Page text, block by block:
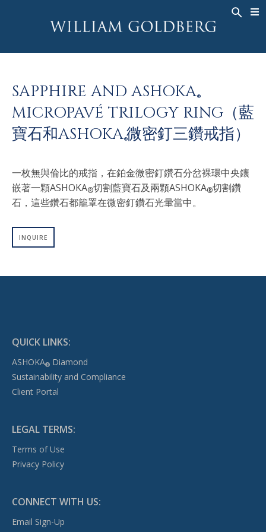
高級珠寶
男戒
項鍊
吊墜
手鐲
钟表
ASHOKA 珠宝
戒指
BANDS
MEN'S RINGS
吊墜
耳飾
TALISMAN
歷史
ASHOKA®
SAPPHIRE AND ASHOKA®
MICROPAVÉ TRILOGY RING（藍
寶石和ASHOKA®微密釘三鑽戒指）
一枚無與倫比的戒指，在鉑金微密釘鑽石分岔裸環中央鑲
嵌著一顆ASHOKA®切割藍寶石及兩顆ASHOKA®切割鑽
石，這些鑽石都籠罩在微密釘鑽石光暈當中。
INQUIRE
QUICK LINKS:
ASHOKA®Diamond
Sustainability and Compliance
Client Portal
LEGAL TERMS:
Terms of Use
Privacy Policy
CONNECT WITH US:
Email Sign-Up